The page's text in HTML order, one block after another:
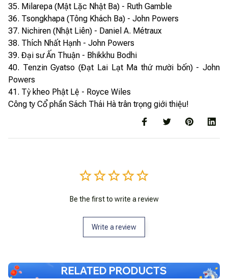
35. Milarepa (Mật Lặc Nhật Ba) - Ruth Gamble
36. Tsongkhapa (Tông Khách Ba) - John Powers
37. Nichiren (Nhật Liên) - Daniel A. Métraux
38. Thích Nhất Hạnh - John Powers
39. Đại sư Ấn Thuận - Bhikkhu Bodhi
40. Tenzin Gyatso (Đạt Lai Lạt Ma thứ mười bốn) - John
Powers
41. Tỳ kheo Phật Lệ - Royce Wiles
Công ty Cổ phần Sách Thái Hà trân trọng giới thiệu!
Be the first to write a review
Write a review
RELATED PRODUCTS